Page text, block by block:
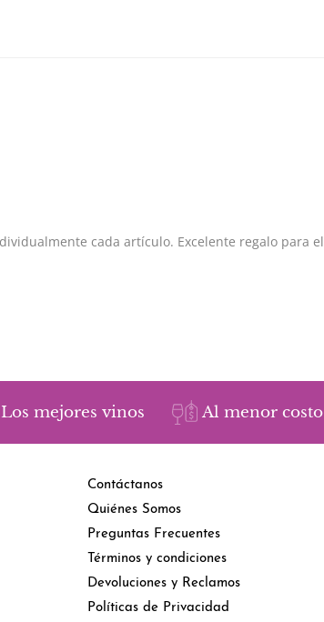
Los mejores vinos Al menor costo
Contáctanos
Quiénes Somos
Preguntas Frecuentes
Términos y condiciones
Devoluciones y Reclamos
Políticas de Privacidad